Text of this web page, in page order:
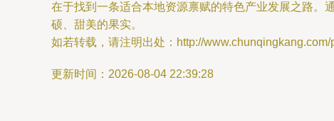
在于找到一条适合本地资源禀赋的特色产业发展之路。
硕、甜美的果实。
如若转载，请注明出处：http://www.chunqingkang.com/
更新时间：2026-08-04 22:39:28